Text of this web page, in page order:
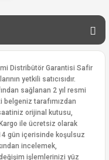
Distribütör Garantisi Safir
yetkili satıcısıdır.
sağlanan 2 yıl resmi
tarafımızdan
orijinal kutusu,
ile ücretsiz olarak
14 gün içerisinde koşulsuz
incelemek,
işlemlerinizi yüz